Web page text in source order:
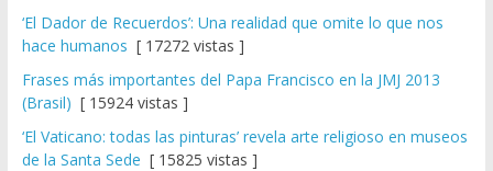
‘El Dador de Recuerdos’: Una realidad que omite lo que nos
hace humanos [ 17272 vistas ]
Frases más importantes del Papa Francisco en la JMJ 2013
(Brasil) [ 15924 vistas ]
‘El Vaticano: todas las pinturas’ revela arte religioso en museos
de la Santa Sede [ 15825 vistas ]